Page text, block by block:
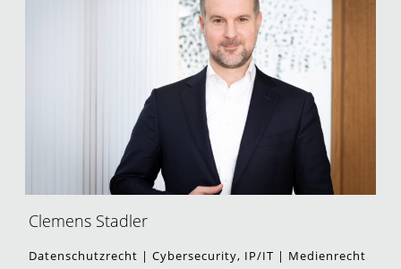
Clemens Stadler
Datenschutzrecht | Cybersecurity, IP/IT | Medienrecht